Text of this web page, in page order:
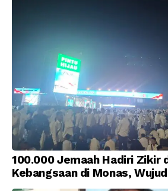
100.000 Jemaah Hadiri Zikir
Kebangsaan di Monas,
Kemerdekaan Indonesia